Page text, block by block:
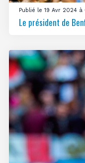
Publié le 19 Avr 2024 à
Le président de